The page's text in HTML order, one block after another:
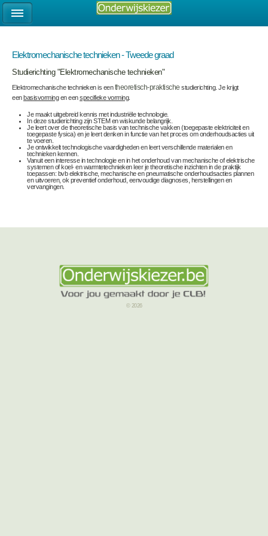
Elektromechanische technieken - Tweede graad
Studierichting "Elektromechanische technieken"
Elektromechanische technieken is eentheoretisch-praktische studierichting. Je krijgt
een basisvormingen eenspecifieke vorming.
Je maakt uitgebreid kennis met industriële technologie.
In deze studierichting zijn STEM en wiskunde belangrijk.
Je leert over de theoretische basis van technische vakken (toegepaste elektriciteit en
toegepaste fysica) en je leert denken in functie van het proces om onderhoudsacties uit
te voeren.
Je ontwikkelt technologische vaardigheden en leert verschillende materialen en
technieken kennen.
Vanuit een interesse in technologie en in het onderhoud van mechanische of elektrische
systemen of koel- en warmtetechnieken leer je theoretische inzichten in de praktijk
toepassen: bvb elektrische, mechanische en pneumatische onderhoudsacties plannen
en uitvoeren, ok preventief onderhoud, eenvoudige diagnoses, herstellingen en
vervangingen.
© 2026